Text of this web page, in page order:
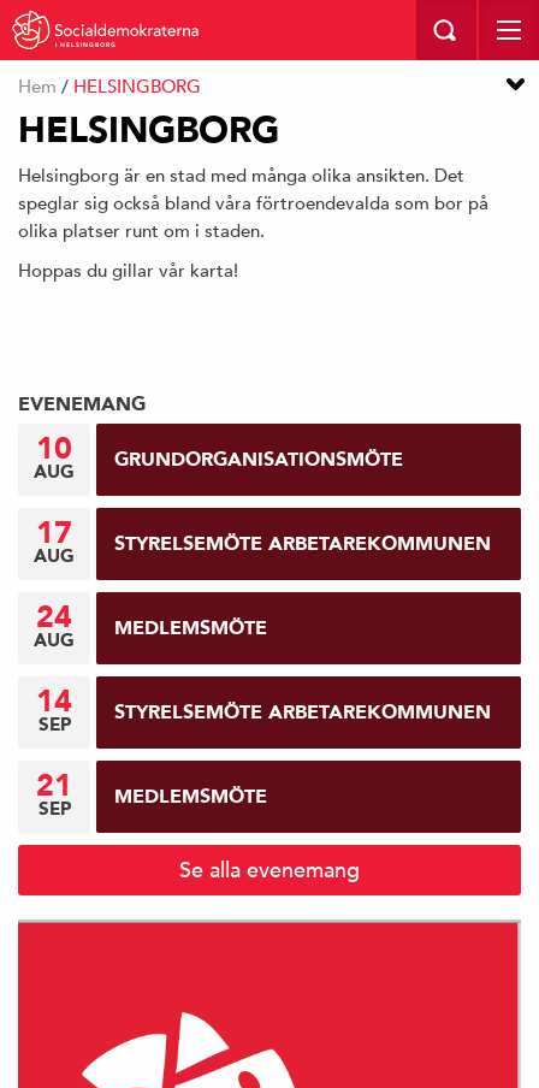
I HELSINGBORG
Hem / HELSINGBORG
HELSINGBORG
Helsingborg är en stad med många olika ansikten. Det
speglar sig också bland våra förtroendevalda som bor på
olika platser runt om i staden.
Hoppas du gillar vår karta!
EVENEMANG
10
AUG GRUNDORGANISATIONSMÖTE
17
AUG STYRELSEMÖTE ARBETAREKOMMUNEN
24
AUG MEDLEMSMÖTE
14
SEP STYRELSEMÖTE ARBETAREKOMMUNEN
21
SEP MEDLEMSMÖTE
Se alla evenemang